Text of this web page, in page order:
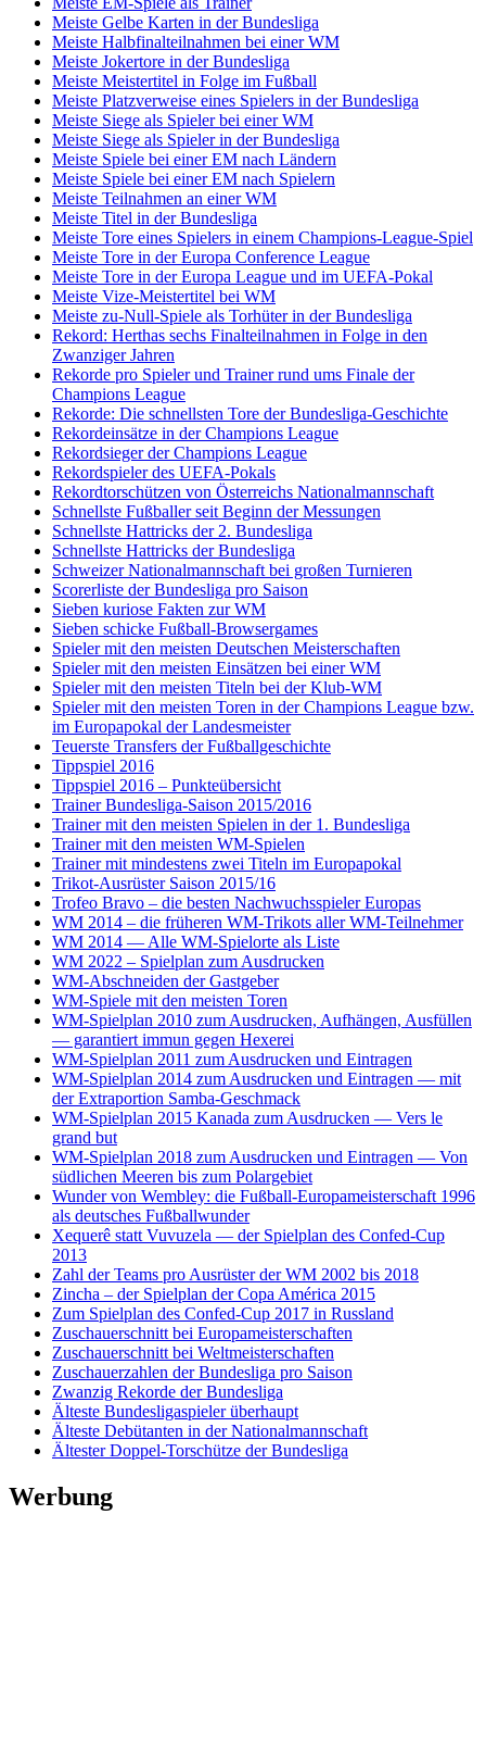
Meiste Gelbe Karten in der Bundesliga
Meiste Halbfinalteilnahmen bei einer WM
Meiste Jokertore in der Bundesliga
Meiste Meistertitel in Folge im Fußball
Meiste Platzverweise eines Spielers in der Bundesliga
Meiste Siege als Spieler bei einer WM
Meiste Siege als Spieler in der Bundesliga
Meiste Spiele bei einer EM nach Ländern
Meiste Spiele bei einer EM nach Spielern
Meiste Teilnahmen an einer WM
Meiste Titel in der Bundesliga
Meiste Tore eines Spielers in einem Champions-League-Spiel
Meiste Tore in der Europa Conference League
Meiste Tore in der Europa League und im UEFA-Pokal
Meiste Vize-Meistertitel bei WM
Meiste zu-Null-Spiele als Torhüter in der Bundesliga
Rekord: Herthas sechs Finalteilnahmen in Folge in den
Zwanziger Jahren
Rekorde pro Spieler und Trainer rund ums Finale der
Champions League
Rekorde: Die schnellsten Tore der Bundesliga-Geschichte
Rekordeinsätze in der Champions League
Rekordsieger der Champions League
Rekordspieler des UEFA-Pokals
Rekordtorschützen von Österreichs Nationalmannschaft
Schnellste Fußballer seit Beginn der Messungen
Schnellste Hattricks der 2. Bundesliga
Schnellste Hattricks der Bundesliga
Schweizer Nationalmannschaft bei großen Turnieren
Scorerliste der Bundesliga pro Saison
Sieben kuriose Fakten zur WM
Sieben schicke Fußball-Browsergames
Spieler mit den meisten Deutschen Meisterschaften
Spieler mit den meisten Einsätzen bei einer WM
Spieler mit den meisten Titeln bei der Klub-WM
Spieler mit den meisten Toren in der Champions League bzw.
im Europapokal der Landesmeister
Teuerste Transfers der Fußballgeschichte
Tippspiel 2016
Tippspiel 2016 – Punkteübersicht
Trainer Bundesliga-Saison 2015/2016
Trainer mit den meisten Spielen in der 1. Bundesliga
Trainer mit den meisten WM-Spielen
Trainer mit mindestens zwei Titeln im Europapokal
Trikot-Ausrüster Saison 2015/16
Trofeo Bravo – die besten Nachwuchsspieler Europas
WM 2014 – die früheren WM-Trikots aller WM-Teilnehmer
WM 2014 — Alle WM-Spielorte als Liste
WM 2022 – Spielplan zum Ausdrucken
WM-Abschneiden der Gastgeber
WM-Spiele mit den meisten Toren
WM-Spielplan 2010 zum Ausdrucken, Aufhängen, Ausfüllen
— garantiert immun gegen Hexerei
WM-Spielplan 2011 zum Ausdrucken und Eintragen
WM-Spielplan 2014 zum Ausdrucken und Eintragen — mit
der Extraportion Samba-Geschmack
WM-Spielplan 2015 Kanada zum Ausdrucken — Vers le
grand but
WM-Spielplan 2018 zum Ausdrucken und Eintragen — Von
südlichen Meeren bis zum Polargebiet
Wunder von Wembley: die Fußball-Europameisterschaft 1996
als deutsches Fußballwunder
Xequerê statt Vuvuzela — der Spielplan des Confed-Cup
2013
Zahl der Teams pro Ausrüster der WM 2002 bis 2018
Zincha – der Spielplan der Copa América 2015
Zum Spielplan des Confed-Cup 2017 in Russland
Zuschauerschnitt bei Europameisterschaften
Zuschauerschnitt bei Weltmeisterschaften
Zuschauerzahlen der Bundesliga pro Saison
Zwanzig Rekorde der Bundesliga
Älteste Bundesligaspieler überhaupt
Älteste Debütanten in der Nationalmannschaft
Ältester Doppel-Torschütze der Bundesliga
Werbung